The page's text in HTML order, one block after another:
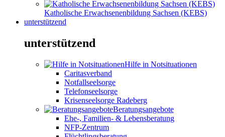
Katholische Erwachsenenbildung Sachsen (KEBS)
unterstützend
unterstützend
Hilfe in Notsituationen
Caritasverband
Notfallseelsorge
Telefonseelsorge
Krisenseelsorge Radeberg
Beratungsangebote
Ehe-, Familien- & Lebensberatung
NFP-Zentrum